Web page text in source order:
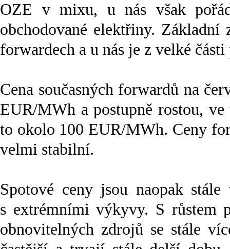
OZE v mixu, u nás však
obchodované elektřiny. Základní
forwardech a u nás je z velké
Cena současných forwardů na
EUR/MWh a postupně rostou,
to okolo 100 EUR/MWh. Ceny
velmi stabilní.
Spotové ceny jsou naopak
s extrémními výkyvy. S růstem
obnovitelných zdrojů se stále